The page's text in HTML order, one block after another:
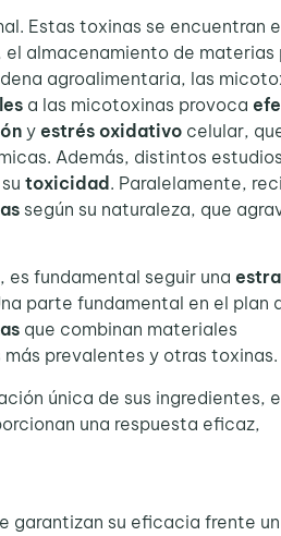
Estas toxinas se encuentran
almacenamiento de materias
agroalimentaria, las
a las micotoxinas provoca
y estrés oxidativo celular,
Además, distintos estudios
toxicidad. Paralelamente,
según su naturaleza, que
fundamental seguir una
parte fundamental en el plan
que combinan materiales
prevalentes y otras toxinas.
única de sus ingredientes,
una respuesta eficaz,
garantizan su eficacia frente un